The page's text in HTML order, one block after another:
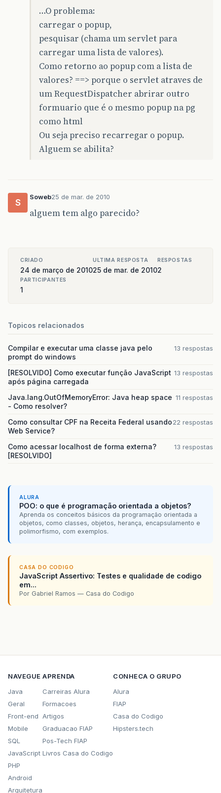
…O problema:
carregar o popup,
pesquisar (chama um servlet para
carregar uma lista de valores).
Como retorno ao popup com a lista de
valores? ==> porque o servlet atraves de
um RequestDispatcher abrirar outro
formuario que é o mesmo popup na pg
como html
Ou seja preciso recarregar o popup.
Alguem se abilita?
S
Soweb25 de mar. de 2010
alguem tem algo parecido?
CRIADO
24 de março de 2010
ULTIMA RESPOSTA
25 de mar. de 2010
RESPOSTAS
2
PARTICIPANTES
1
Topicos relacionados
Compilar e executar uma classe java pelo
prompt do windows
13 respostas
[RESOLVIDO] Como executar função JavaScript
após página carregada
13 respostas
Java.lang.OutOfMemoryError: Java heap space
- Como resolver?
11 respostas
Como consultar CPF na Receita Federal usando
Web Service?
22 respostas
Como acessar localhost de forma externa?
[RESOLVIDO]
13 respostas
ALURA
POO: o que é programação orientada a objetos?
Aprenda os conceitos básicos da programação orientada a
objetos, como classes, objetos, herança, encapsulamento e
polimorfismo, com exemplos.
CASA DO CODIGO
JavaScript Assertivo: Testes e qualidade de codigo
em...
Por Gabriel Ramos — Casa do Codigo
NAVEGUE
Java
Geral
Front-end
Mobile
SQL
JavaScript
PHP
Android
Arquitetura
APRENDA
Carreiras Alura
Formacoes
Artigos
Graduacao FIAP
Pos-Tech FIAP
Livros Casa do Codigo
CONHECA O GRUPO
Alura
FIAP
Casa do Codigo
Hipsters.tech